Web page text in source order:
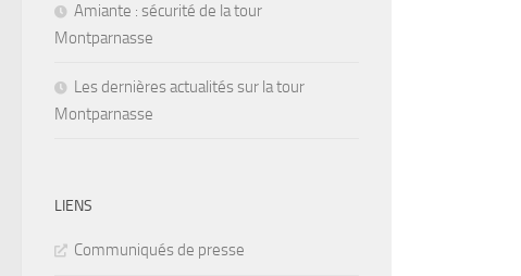
Amiante : sécurité de la tour
Montparnasse
Les dernières actualités sur la tour
Montparnasse
LIENS
Communiqués de presse